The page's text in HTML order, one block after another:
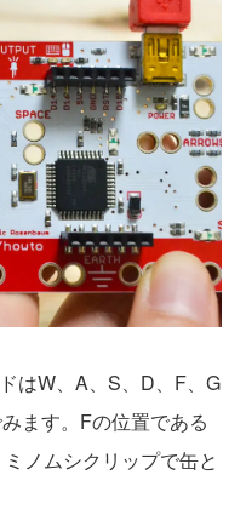
はW、A、S、D、F、G
ます。Fの位置である
ノムシクリップで缶と